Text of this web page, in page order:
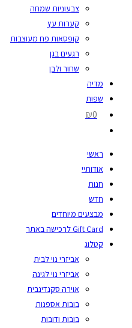
צבעוניות שמחה
קערות עץ
קופסאות פח מעוצבות
רגעים בגן
שחור ולבן
מדיה
שפות
₪0
ראשי
אודותיי
חנות
חדש
מבצעים מיוחדים
Gift Card לרכישה באתר
קטלוג
אביזרי נוי לבית
אביזרי נוי לגינה
אוירה סקנדינבית
בובות אספנות
בובות ודובות